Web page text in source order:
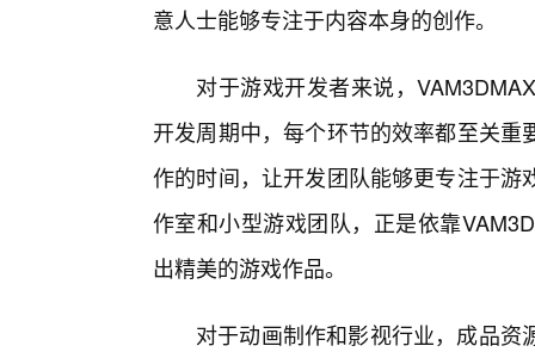
意人士能够专注于内容本身的创作。
对于游戏开发者来说，
开发周期中，每个环节的效率都至关
作的时间，让开发团队能够更专注于
作室和小型游戏团队，正是依靠
出精美的游戏作品。
对于动画制作和影视行业，成品